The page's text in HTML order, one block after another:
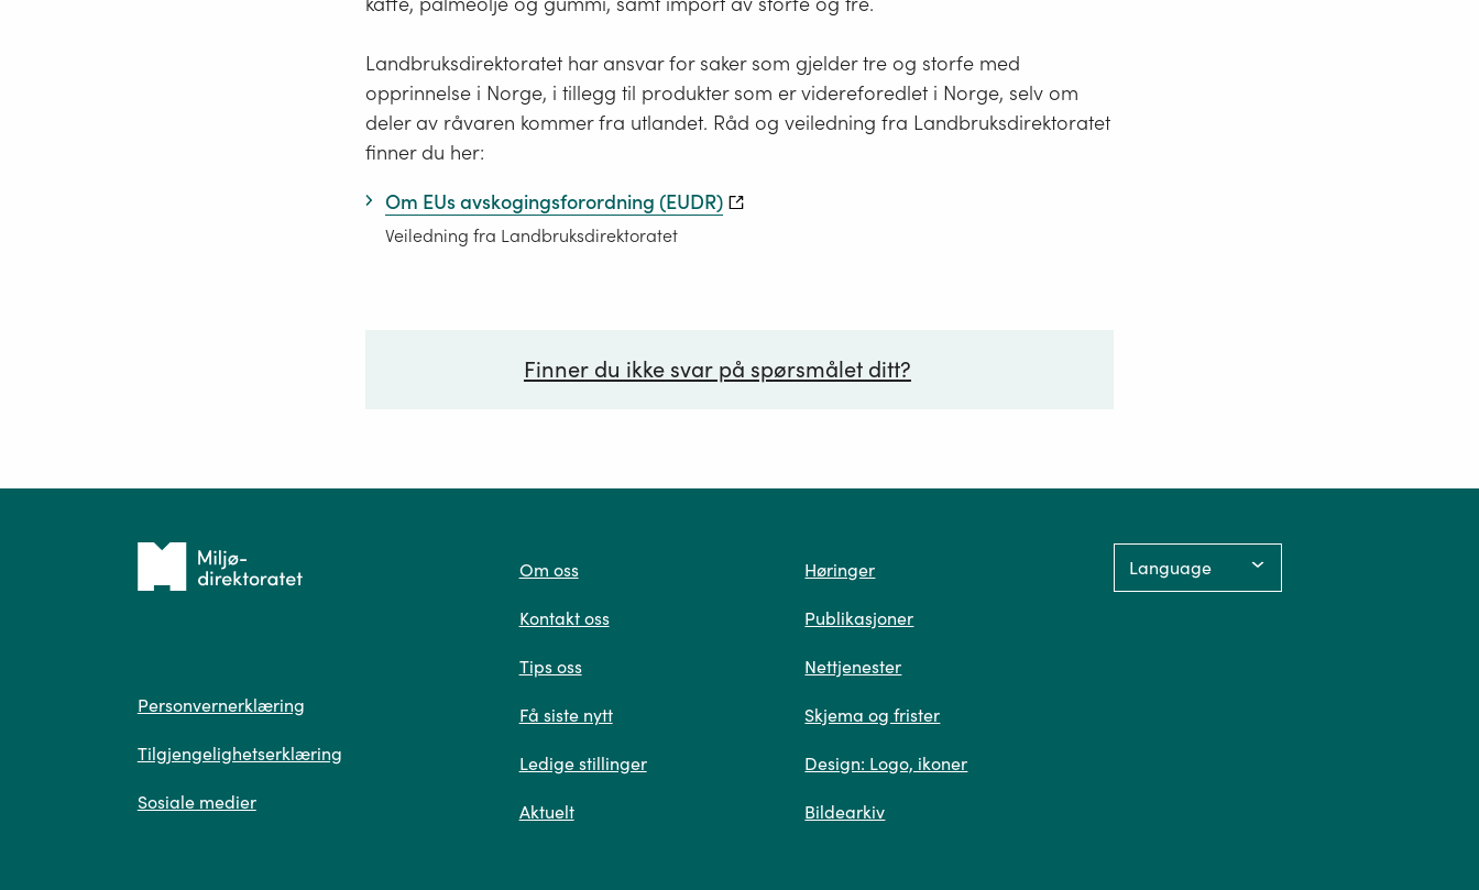
Landbruksdirektoratet har ansvar for saker som gjelder tre og storfe med
opprinnelse i Norge, i tillegg til produkter som er videreforedlet i Norge, selv om
deler av råvaren kommer fra utlandet. Råd og veiledning fra Landbruksdirektoratet
finner du her:
Om EUs avskogingsforordning (EUDR)
Veiledning fra Landbruksdirektoratet
Finner du ikke svar på spørsmålet ditt?
Spør oss
deg vår mest relevante informasjon.
Tilbake
Personvern
Personvernerklæring
Tilgjengelighetserklæring
Sosiale medier
Om oss
Kontakt oss
Tips oss
Få siste nytt
Ledige stillinger
Aktuelt
Høringer
Publikasjoner
Nettjenester
Skjema og frister
Design: Logo, ikoner
Bildearkiv